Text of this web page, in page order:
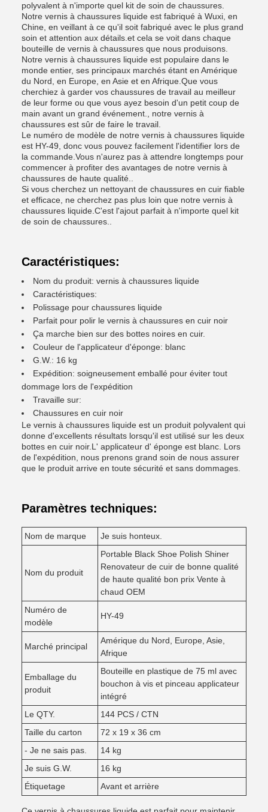
polyvalent à n'importe quel kit de soin de chaussures.
Notre vernis à chaussures liquide est fabriqué à Wuxi, en
Chine, en veillant à ce qu'il soit fabriqué avec le plus grand
soin et attention aux détails.et cela se voit dans chaque
bouteille de vernis à chaussures que nous produisons.
Notre vernis à chaussures liquide est populaire dans le
monde entier, ses principaux marchés étant en Amérique
du Nord, en Europe, en Asie et en Afrique.Que vous
cherchiez à garder vos chaussures de travail au meilleur
de leur forme ou que vous ayez besoin d'un petit coup de
main avant un grand événement., notre vernis à
chaussures est sûr de faire le travail.
Le numéro de modèle de notre vernis à chaussures liquide
est HY-49, donc vous pouvez facilement l'identifier lors de
la commande.Vous n'aurez pas à attendre longtemps pour
commencer à profiter des avantages de notre vernis à
chaussures de haute qualité..
Si vous cherchez un nettoyant de chaussures en cuir fiable
et efficace, ne cherchez pas plus loin que notre vernis à
chaussures liquide.C'est l'ajout parfait à n'importe quel kit
de soin de chaussures..
Caractéristiques:
Nom du produit: vernis à chaussures liquide
Caractéristiques:
Polissage pour chaussures liquide
Parfait pour polir le vernis à chaussures en cuir noir
Ça marche bien sur des bottes noires en cuir.
Couleur de l'applicateur d'éponge: blanc
G.W.: 16 kg
Expédition: soigneusement emballé pour éviter tout
dommage lors de l'expédition
Travaille sur:
Chaussures en cuir noir
Le vernis à chaussures liquide est un produit polyvalent qui
donne d'excellents résultats lorsqu'il est utilisé sur les deux
bottes en cuir noir.L' applicateur d' éponge est blanc. Lors
de l'expédition, nous prenons grand soin de nous assurer
que le produit arrive en toute sécurité et sans dommages.
Paramètres techniques:
Nom de marque Je suis honteux.
Nom du produit
Portable Black Shoe Polish Shiner
Renovateur de cuir de bonne qualité
de haute qualité bon prix Vente à
chaud OEM
Numéro de
modèle
HY-49
Marché principal
Amérique du Nord, Europe, Asie,
Afrique
Emballage du
produit
Bouteille en plastique de 75 ml avec
bouchon à vis et pinceau applicateur
intégré
Le QTY.
144 PCS / CTN
Taille du carton
72 x 19 x 36 cm
- Je ne sais pas.
14 kg
Je suis G.W.
16 kg
Étiquetage
Avant et arrière